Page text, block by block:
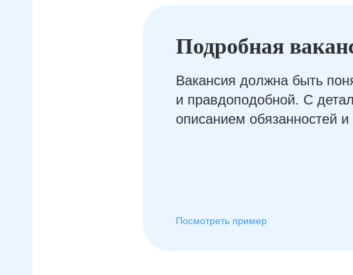
Подробная
Вакансия должна быть
и правдоподобной. С
описанием обязанностей и
Посмотреть пример